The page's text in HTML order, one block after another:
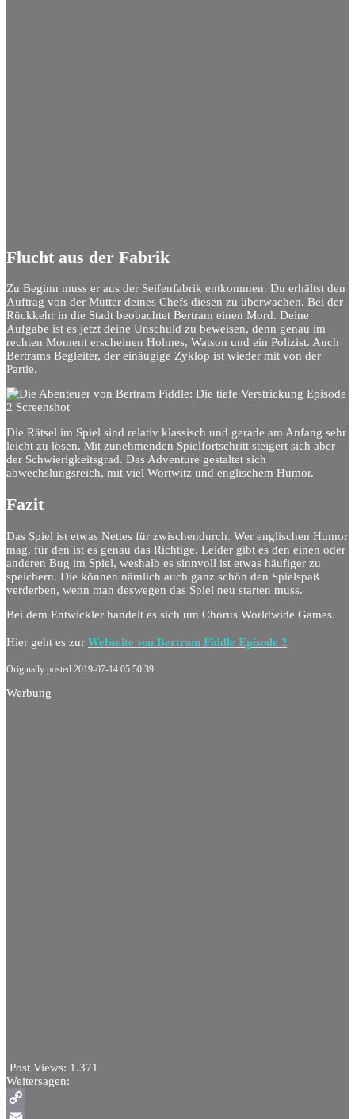
Flucht aus der Fabrik
Zu Beginn muss er aus der Seifenfabrik entkommen. Du erhältst den
Auftrag von der Mutter deines Chefs diesen zu überwachen. Bei der
Rückkehr in die Stadt beobachtet Bertram einen Mord. Deine
Aufgabe ist es jetzt deine Unschuld zu beweisen, denn genau im
rechten Moment erscheinen Holmes, Watson und ein Polizist. Auch
Bertrams Begleiter, der einäugige Zyklop ist wieder mit von der
Partie.
Die Rätsel im Spiel sind relativ klassisch und gerade am Anfang sehr
leicht zu lösen. Mit zunehmenden Spielfortschritt steigert sich aber
der Schwierigkeitsgrad. Das Adventure gestaltet sich
abwechslungsreich, mit viel Wortwitz und englischem Humor.
Fazit
Das Spiel ist etwas Nettes für zwischendurch. Wer englischen Humor
mag, für den ist es genau das Richtige. Leider gibt es den einen oder
anderen Bug im Spiel, weshalb es sinnvoll ist etwas häufiger zu
speichern. Die können nämlich auch ganz schön den Spielspaß
verderben, wenn man deswegen das Spiel neu starten muss.
Bei dem Entwickler handelt es sich um Chorus Worldwide Games.
Hier geht es zur Webseite von Bertram Fiddle Episode 2
Originally posted 2019-07-14 05:50:39.
Werbung
Post Views: 1.371
Weitersagen: